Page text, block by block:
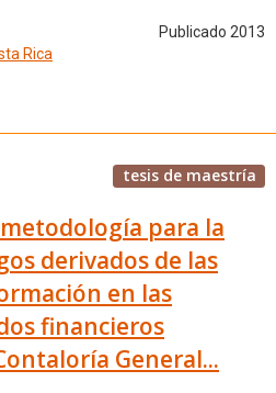
Publicado 2013
Rica
tesis de maestría
para la
derivados de las
en las
financieros
General...